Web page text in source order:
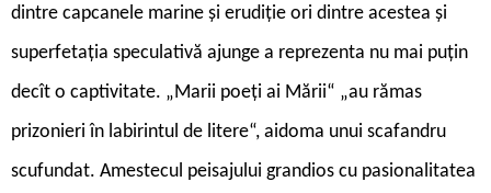
dintre capcanele marine și erudiție ori dintre acestea și
superfetația speculativă ajunge a reprezenta nu mai puțin
decît o captivitate. „Marii poeți ai Mării“ „au rămas
prizonieri în labirintul de litere“, aidoma unui scafandru
scufundat. Amestecul peisajului grandios cu pasionalitatea